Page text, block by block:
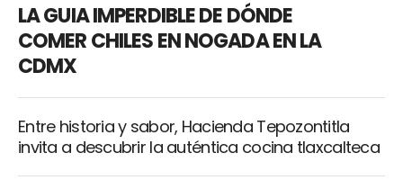
LA GUIA IMPERDIBLE DE DÓNDE
COMER CHILES EN NOGADA EN LA
CDMX
Entre historia y sabor, Hacienda Tepozontitla
invita a descubrir la auténtica cocina tlaxcalteca